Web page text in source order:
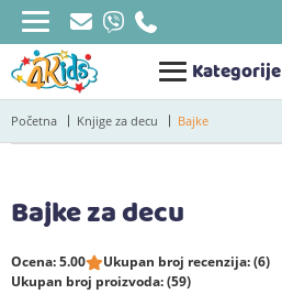
Kategorije
Početna Knjige za decu Bajke
Bajke za decu
Ocena: 5.00
Ukupan broj recenzija: (6)
Ukupan broj proizvoda: (59)